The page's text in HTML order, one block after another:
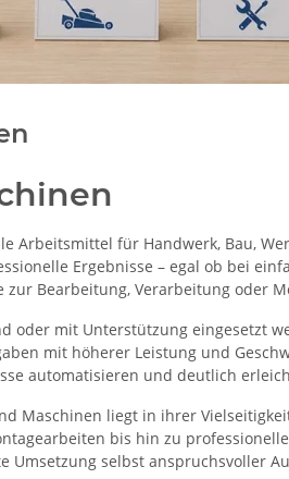
Arbeitsmittel für Handwerk, Bau,
Ergebnisse – egal ob bei
zur Bearbeitung, Verarbeitung oder
oder mit Unterstützung eingesetzt
mit höherer Leistung und
automatisieren und deutlich
Maschinen liegt in ihrer
bis hin zu
Umsetzung selbst anspruchsvoller